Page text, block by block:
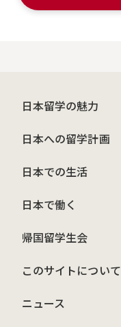
日本留学の魅力
日本への留学計画
日本での生活
日本で働く
帰国留学生会
このサイトについて
ニュース